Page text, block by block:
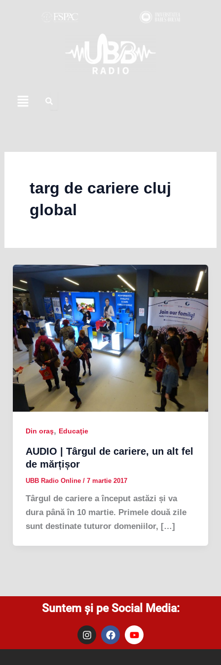
Menu
targ de cariere cluj
global
Din oraş, Educaţie
AUDIO | Târgul de cariere, un alt fel
de mărțișor
UBB Radio Online / 7 martie 2017
Târgul de cariere a început astăzi și va
dura până în 10 martie. Primele două zile
sunt destinate tuturor domeniilor, […]
Suntem și pe Social Media:
I
n
s
F
a
c
Y
o
u